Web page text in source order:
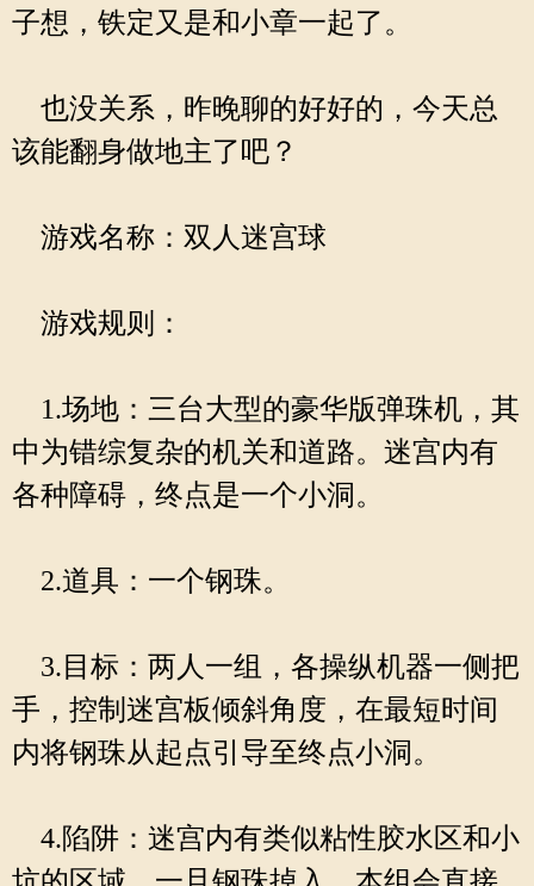
子想，铁定又是和小章一起了。
也没关系，昨晚聊的好好的，今天总
该能翻身做地主了吧？
游戏名称：双人迷宫球
游戏规则：
1.场地：三台大型的豪华版弹珠机，其
中为错综复杂的机关和道路。迷宫内有
各种障碍，终点是一个小洞。
2.道具：一个钢珠。
3.目标：两人一组，各操纵机器一侧把
手，控制迷宫板倾斜角度，在最短时间
内将钢珠从起点引导至终点小洞。
4.陷阱：迷宫内有类似粘性胶水区和小